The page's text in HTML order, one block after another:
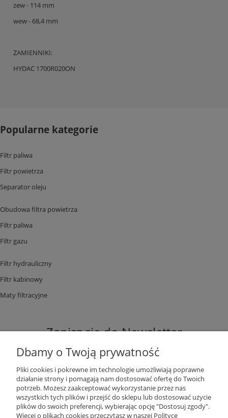
zew - 114 mm
wew - 68,4 mm
ZAMIENNIKI:
HYDAC 1700R020ON
Popularne kategorie
Filtr paliwa
Filtr powietrza
Separator oleju
Obudowa filtra powietrza
Filtr paliwa
Filtr gazu
Filtr hydrauliczny
Filtr kabinowy
Maty filtracyjne
Zapisz się do Newsletter
ZAPISZ SIĘ
Dbamy o Twoją prywatność
Pliki cookies i pokrewne im technologie umożliwiają poprawne
działanie strony i pomagają nam dostosować ofertę do Twoich
potrzeb. Możesz zaakceptować wykorzystanie przez nas
wszystkich tych plików i przejść do sklepu lub dostosować użycie
plików do swoich preferencji, wybierając opcję "Dostosuj zgody".
Więcej o plikach cookies przeczytasz w naszej Polityce